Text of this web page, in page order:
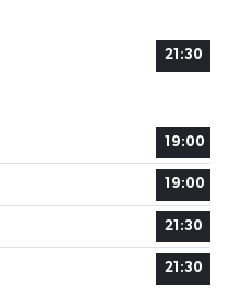
21:30
19:00
19:00
21:30
21:30